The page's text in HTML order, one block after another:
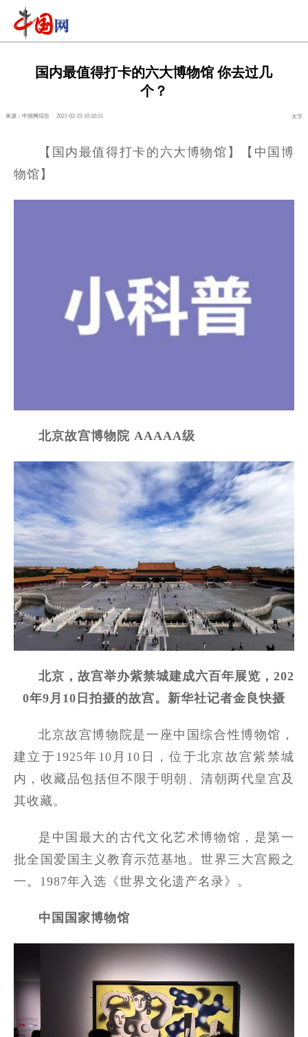
国内最值得打卡的六大博物馆 你去过几
个？
来源：中国网综合 2021-02-25 10:10:51 大字
【国内最值得打卡的六大博物馆】【中国博
物馆】
北京故宫博物院 AAAAA级
北京，故宫举办紫禁城建成六百年展览，202
0年9月10日拍摄的故宫。新华社记者金良快摄
北京故宫博物院是一座中国综合性博物馆，
建立于1925年10月10日，位于北京故宫紫禁城
内，收藏品包括但不限于明朝、清朝两代皇宫及
其收藏。
是中国最大的古代文化艺术博物馆，是第一
批全国爱国主义教育示范基地。世界三大宫殿之
一。1987年入选《世界文化遗产名录》。
中国国家博物馆